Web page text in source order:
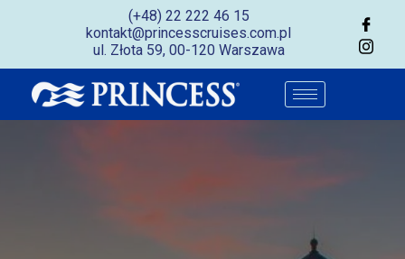
(+48) 22 222 46 15
kontakt@princesscruises.com.pl
ul. Złota 59, 00-120 Warszawa